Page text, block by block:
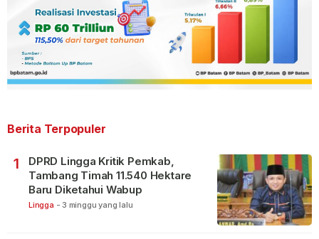
Berita Terpopuler
1
DPRD Lingga Kritik Pemkab,
Tambang Timah 11.540 Hektare
Baru Diketahui Wabup
Lingga - 3 minggu yang lalu